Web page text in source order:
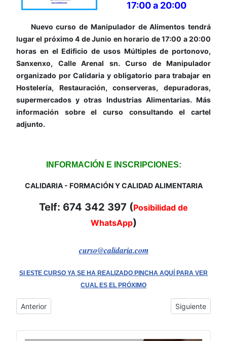
17:00 a 20:00
Nuevo curso de Manipulador de Alimentos tendrá
lugar el próximo 4 de Junio en horario de 17:00 a 20:00
horas en el Edificio de usos Múltiples de portonovo,
Sanxenxo, Calle Arenal sn. Curso de Manipulador
organizado por Calidaria y obligatorio para trabajar en
Hostelería, Restauración, conserveras, depuradoras,
supermercados y otras Industrias Alimentarias. Más
información sobre el curso consultando el cartel
adjunto.
INFORMACIÓN E INSCRIPCIONES:
CALIDARIA - FORMACIÓN Y CALIDAD ALIMENTARIA
Telf: 674 342 397 (Posibilidad de
WhatsApp)
curso@calidaria.com
SI ESTE CURSO YA SE HA REALIZADO PINCHA AQUÍ PARA VER
CUAL ES EL PRÓXIMO
Artículo anterior: Curso de Manipulador de Alimentos en
Anterior Artículo
Siguiente